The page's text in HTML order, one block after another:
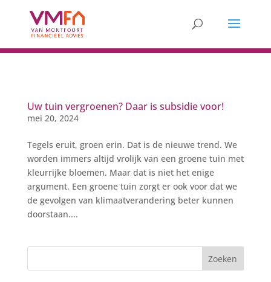
Uw tuin vergroenen? Daar is subsidie voor!
mei 20, 2024
Tegels eruit, groen erin. Dat is de nieuwe trend. We
worden immers altijd vrolijk van een groene tuin met
kleurrijke bloemen. Maar dat is niet het enige
argument. Een groene tuin zorgt er ook voor dat we
de gevolgen van klimaatverandering beter kunnen
doorstaan....